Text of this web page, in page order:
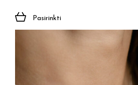
Pasirinkti